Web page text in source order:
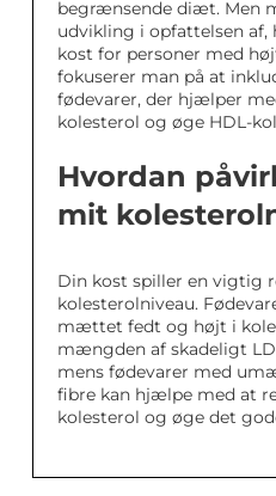
begrænsende diæt. Men
udvikling i opfattelsen af,
kost for personer med
fokuserer man på at
fødevarer, der hjælper
kolesterol og øge HDL-
Hvordan
mit
Din kost spiller en vigtig
kolesterolniveau.
mættet fedt og højt i
mængden af skadeligt
mens fødevarer med
fibre kan hjælpe med at
kolesterol og øge det